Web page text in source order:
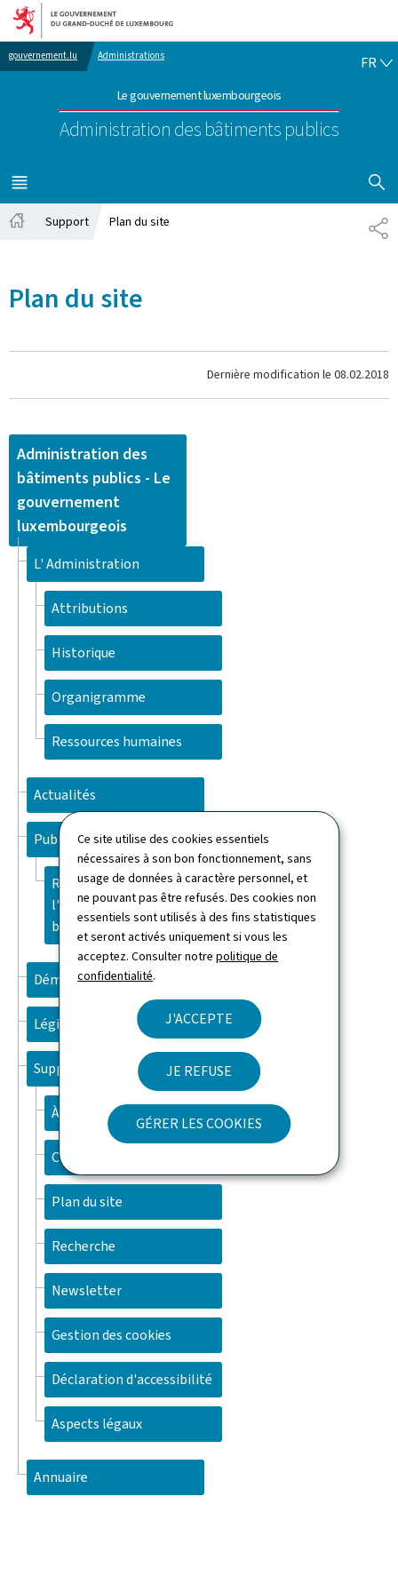
Ce site utilise des cookies essentiels
nécessaires à son bon fonctionnement, sans
usage de données à caractère personnel, et
ne pouvant pas être refusés. Des cookies non
essentiels sont utilisés à des fins statistiques
et seront activés uniquement si vous les
acceptez. Consulter notrepolitique de
confidentialité.
J'ACCEPTE
JE REFUSE
GÉRER LES COOKIES
Aller au menu principal
Aller au contenu
gouvernement.lu Administrations
Le gouvernement luxembourgeois
Administration des bâtiments publics
FR
MENU
PRINCIPAL
Support Plan du site
Plan du site
Dernière modification le 08.02.2018
Administration des
bâtiments publics - Le
gouvernement
luxembourgeois
L' Administration
Attributions
Historique
Organigramme
Ressources humaines
Actualités
Publications
Rapport d'activité 2025 de
l'Administration des
bâtiments publics
Démarches
Législation
Support
À propos du site
Contact
Plan du site
Recherche
Newsletter
Gestion des cookies
Déclaration d'accessibilité
Aspects légaux
Annuaire